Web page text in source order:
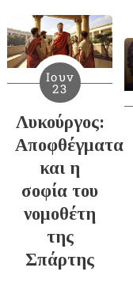
Ιουν
23
Λυκούργος:
Αποφθέγματα
και η
σοφία του
νομοθέτη
της
Σπάρτης